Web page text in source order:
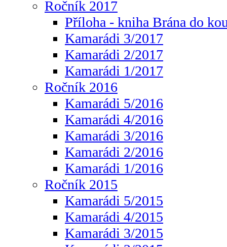
Ročník 2017
Příloha - kniha Brána do
Kamarádi 3/2017
Kamarádi 2/2017
Kamarádi 1/2017
Ročník 2016
Kamarádi 5/2016
Kamarádi 4/2016
Kamarádi 3/2016
Kamarádi 2/2016
Kamarádi 1/2016
Ročník 2015
Kamarádi 5/2015
Kamarádi 4/2015
Kamarádi 3/2015